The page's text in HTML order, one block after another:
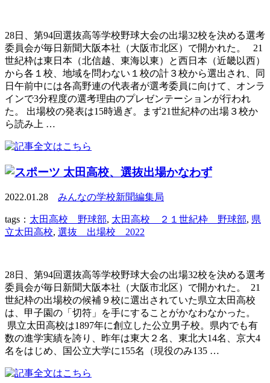
28日、第94回選抜高等学校野球大会の出場32校を決める選考
委員会が毎日新聞大阪本社（大阪市北区）で開かれた。 21
世紀枠は東日本（北信越、東海以東）と西日本（近畿以西）
から各１校、地域を問わない１校の計３校から選出され、同
日午前中には各高野連の代表者が選考委員に向けて、オンラ
インで3分程度の選考理由のプレゼンテーションが行われ
た。 出場校の発表は15時過ぎ。まず21世紀枠の出場３校か
ら読み上 …
太田高校、選抜出場かなわず
2022.01.28 みんなの学校新聞編集局
tags： 太田高校 野球部, 太田高校 ２１世紀枠 野球部, 県
立太田高校, 選抜 出場校 2022
28日、第94回選抜高等学校野球大会の出場32校を決める選考
委員会が毎日新聞大阪本社（大阪市北区）で開かれた。 21
世紀枠の出場校の候補９校に選出されていた県立太田高校
は、甲子園の「切符」を手にすることがかなわなかった。
県立太田高校は1897年に創立した公立男子校。県内でも有
数の進学実績を誇り、昨年は東大２名、東北大14名、京大4
名をはじめ、国公立大学に155名（現役のみ135 …